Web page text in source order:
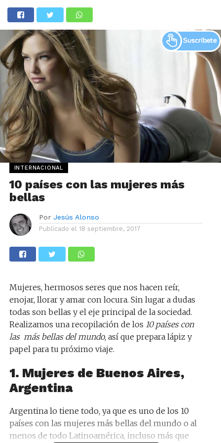
INTERNACIONAL
10 países con las mujeres más
bellas
Por Jesús Alonso
Publicado el 18 septiembre, 2017
Mujeres, hermosos seres que nos hacen reír,
enojar, llorar y amar con locura. Sin lugar a dudas
todas son bellas y el eje principal de la sociedad.
Realizamos una recopilación de los 10 países con
las más bellas del mundo, así que prepara lápiz y
papel para tu próximo viaje.
1. Mujeres de Buenos Aires,
Argentina
Argentina lo tiene todo, ya que es uno de los 10
países con las mujeres más bellas del mundo o al
menos de todo Latinoamérica, incluso más que